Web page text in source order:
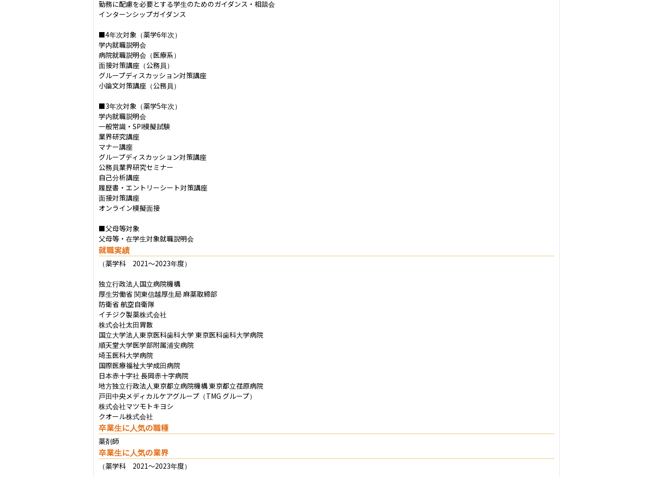
勤務に配慮を必要とする学生のためのガイダンス・相談会
インターンシップガイダンス
■4年次対象（薬学6年次）
学内就職説明会
病院就職説明会（医療系）
面接対策講座（公務員）
グループディスカッション対策講座
小論文対策講座（公務員）
■3年次対象（薬学5年次）
学内就職説明会
一般常識・SPI模擬試験
業界研究講座
マナー講座
グループディスカッション対策講座
公務員業界研究セミナー
自己分析講座
履歴書・エントリーシート対策講座
面接対策講座
オンライン模擬面接
■父母等対象
父母等・在学生対象就職説明会
就職実績
（薬学科　2021～2023年度）
独立行政法人国立病院機構
厚生労働省 関東信越厚生局 麻薬取締部
防衛省 航空自衛隊
イチジク製薬株式会社
株式会社太田胃散
国立大学法人東京医科歯科大学 東京医科歯科大学病院
順天堂大学医学部附属浦安病院
埼玉医科大学病院
国際医療福祉大学成田病院
日本赤十字社 長岡赤十字病院
地方独立行政法人東京都立病院機構 東京都立荏原病院
戸田中央メディカルケアグループ（TMG グループ）
株式会社マツモトキヨシ
クオール株式会社
卒業生に人気の職種
薬剤師
卒業生に人気の業界
（薬学科　2021～2023年度）